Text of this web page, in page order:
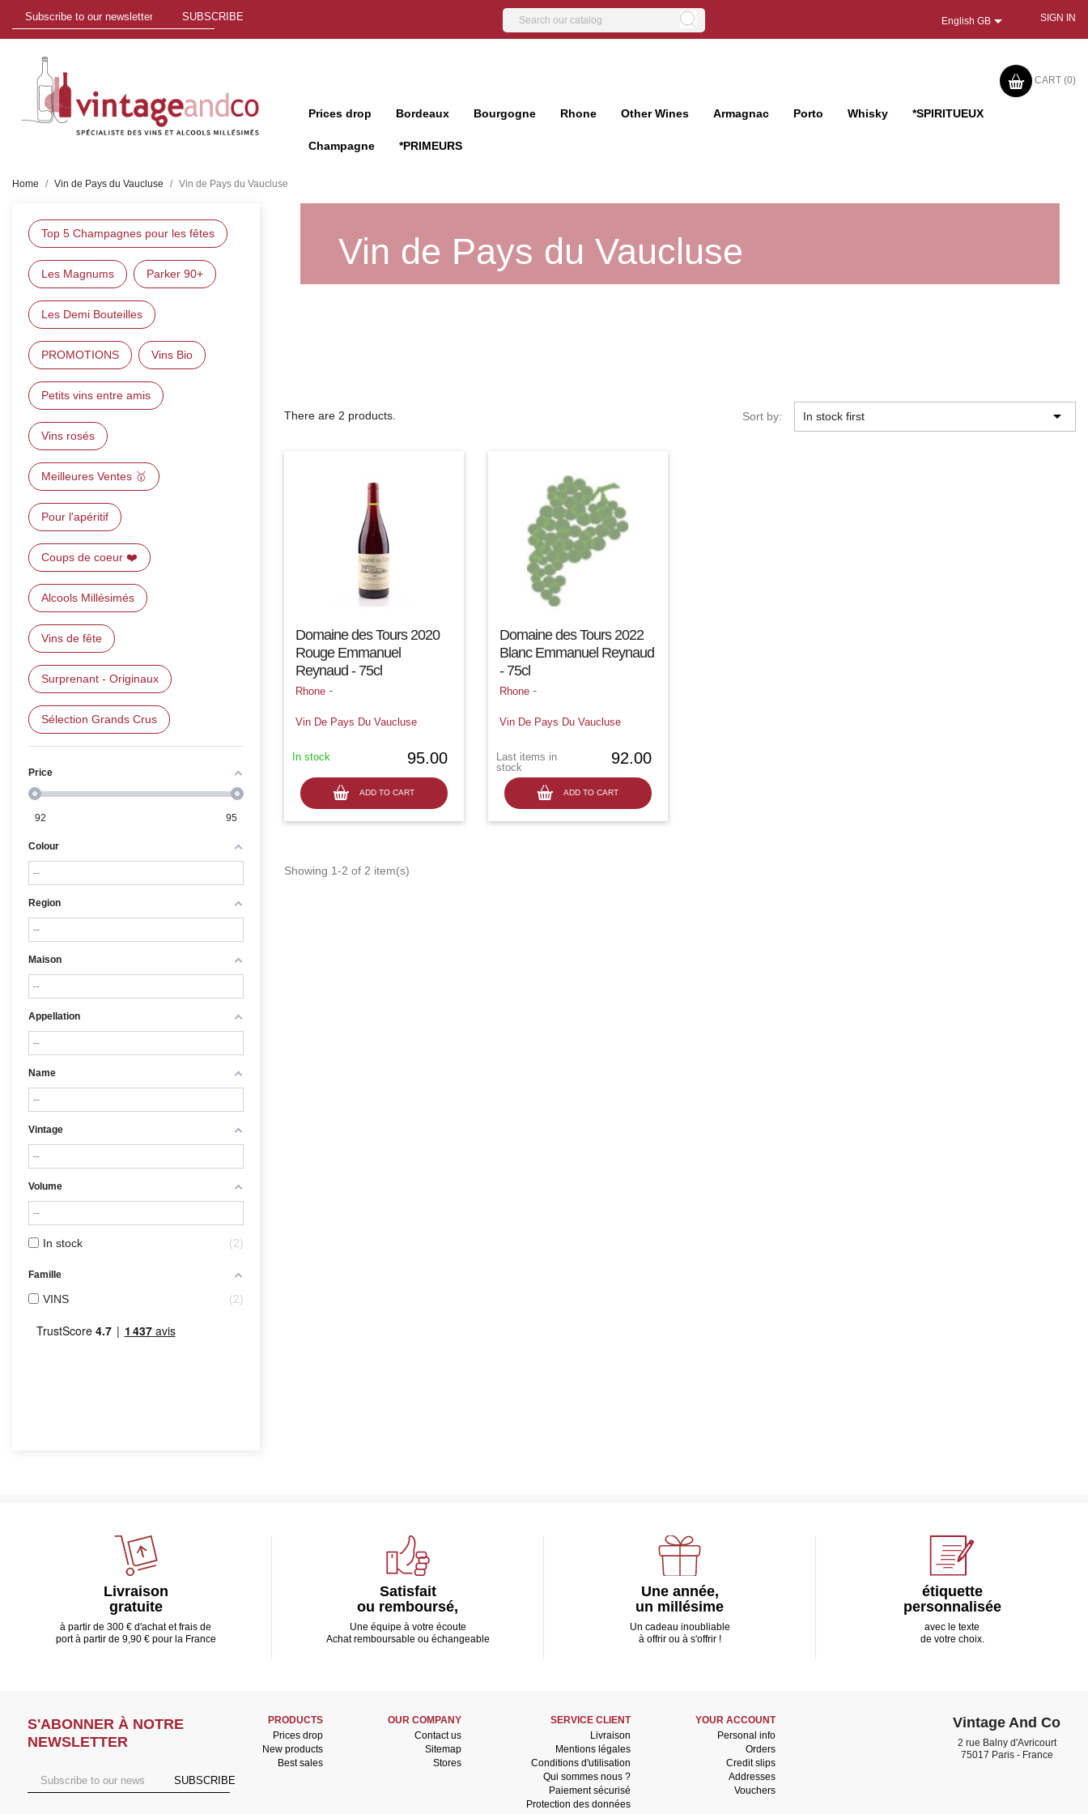
SUBSCRIBE English GB SIGN IN
CART (0)
Prices drop Bordeaux Bourgogne Rhone Other Wines Armagnac Porto Whisky *SPIRITUEUX
Champagne *PRIMEURS
Home Vin de Pays du Vaucluse Vin de Pays du Vaucluse
Top 5 Champagnes pour les fêtes
Les Magnums Parker 90+
Les Demi Bouteilles
PROMOTIONS Vins Bio
Petits vins entre amis
Vins rosés
Meilleures Ventes 🥇
Pour l'apéritif
Coups de coeur ❤️
Alcools Millésimés
Vins de fête
Surprenant - Originaux
Sélection Grands Crus
Price
92 95
Colour
Region
Maison
Appellation
Name
Vintage
Volume
In stock 2
Famille
VINS 2
Vin de Pays du Vaucluse
There are 2 products. Sort by: In stock first 
Domaine des Tours 2020
Rouge Emmanuel
Reynaud - 75cl
Rhone -
Vin De Pays Du Vaucluse
95.00
ADD TO CART
In stock
Domaine des Tours 2022
Blanc Emmanuel Reynaud
- 75cl
Rhone -
Vin De Pays Du Vaucluse
92.00
ADD TO CART
Last items in
stock
Showing 1-2 of 2 item(s)
Livraison
gratuite
à partir de 300 € d'achat et frais de
port à partir de 9,90 € pour la France
Satisfait
ou remboursé,
Une équipe à votre écoute
Achat remboursable ou échangeable
Une année,
un millésime
Un cadeau inoubliable
à offrir ou à s'offrir !
étiquette
personnalisée
avec le texte
de votre choix.
S'ABONNER À NOTRE
NEWSLETTER
SUBSCRIBE
PRODUCTS
Prices drop
New products
Best sales
OUR COMPANY
Contact us
Sitemap
Stores
SERVICE CLIENT
Livraison
Mentions légales
Conditions d'utilisation
Qui sommes nous ?
Paiement sécurisé
Protection des données
YOUR ACCOUNT
Personal info
Orders
Credit slips
Addresses
Vouchers
Vintage And Co
2 rue Balny d'Avricourt
75017 Paris - France